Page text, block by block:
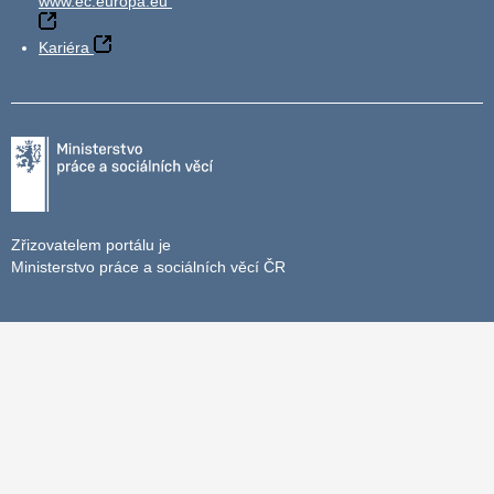
Kariéra
Zřizovatelem portálu je
Ministerstvo práce a sociálních věcí ČR